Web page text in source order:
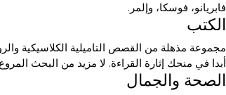
فابريانو، فوسكا، وإلمر.
الكتب
مجموعة مذهلة من القصص التاميلية الكلاسيكية
أبدا في منحك إثارة القراءة. لا مزيد من البحث
الصحة والجمال